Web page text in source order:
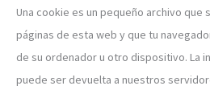
Una cookie es un pequeño archivo que
páginas de esta web y que tu
de su ordenador u otro dispositivo. La
puede ser devuelta a nuestros